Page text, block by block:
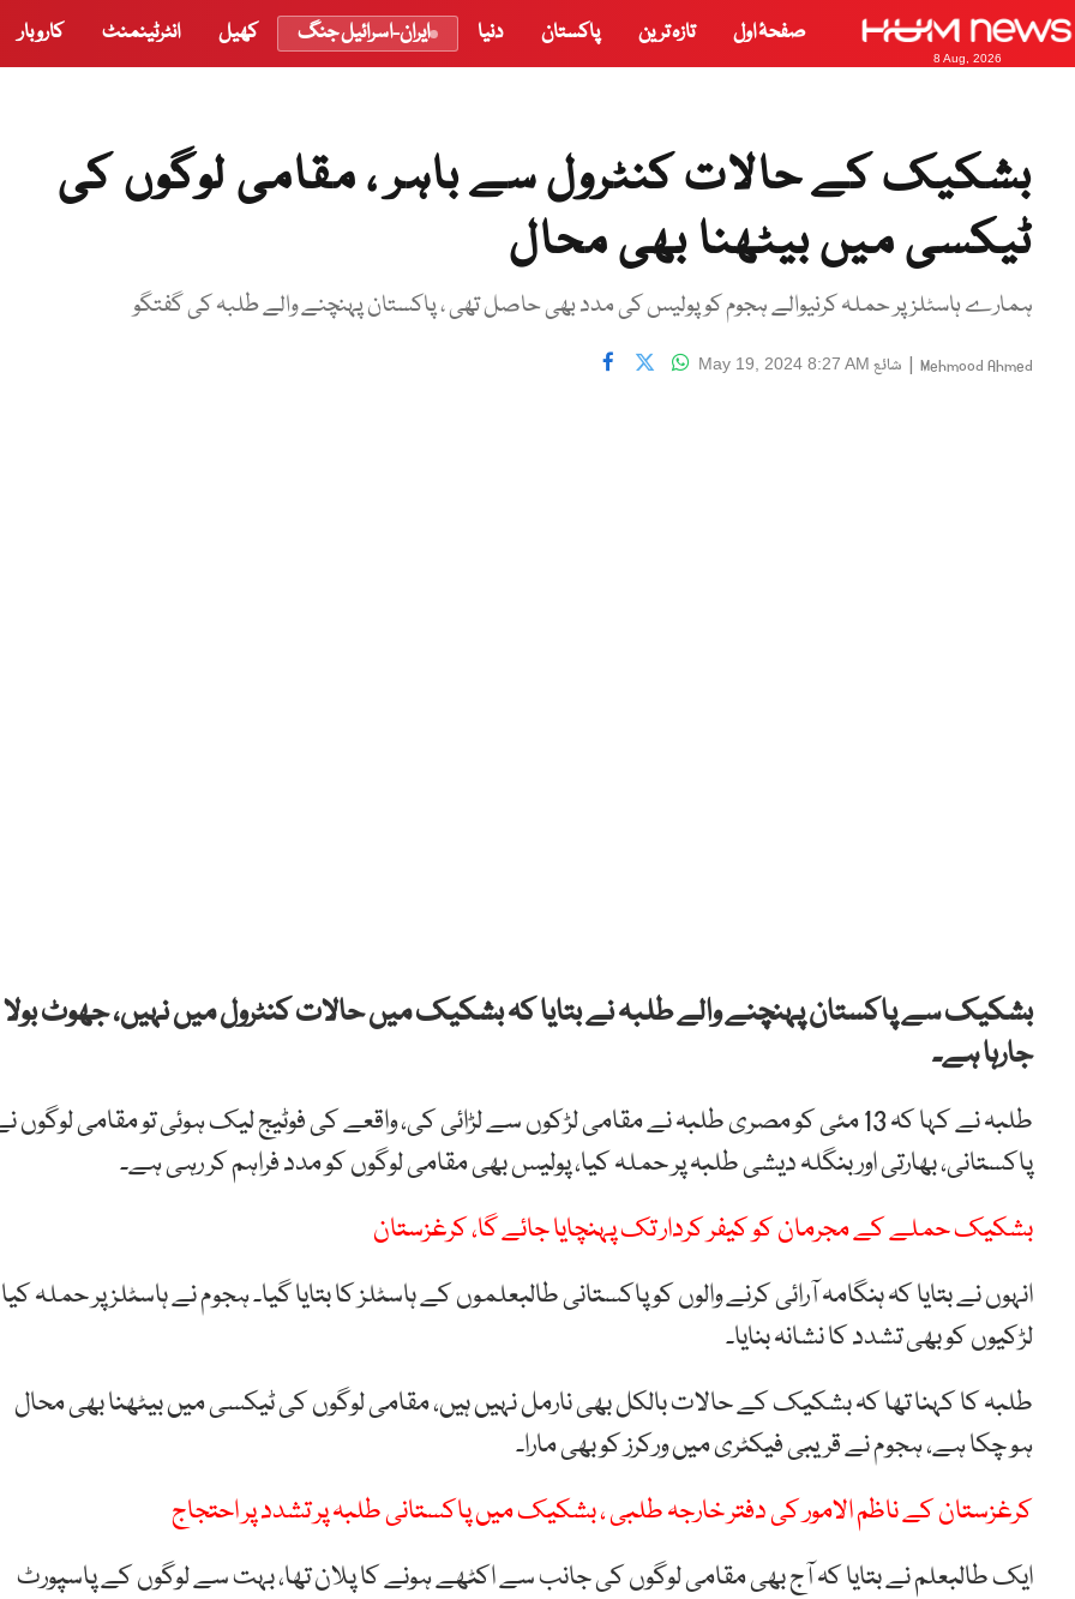
8 Aug, 2026
صفحۂ اول تازہ ترین پاکستان دنیا ایران-اسرائیل جنگ کھیل انٹرٹینمنٹ کاروبار
بشکیک کے حالات کنٹرول سے باہر ، مقامی لوگوں کی
ٹیکسی میں بیٹھنا بھی محال
ہمارے ہاسٹلز پر حملہ کرنیوالے ہجوم کو پولیس کی مدد بھی حاصل تھی ، پاکستان پہنچنے والے طلبہ کی گفتگو
Mehmood Ahmed
| شائع May 19, 2024 8:27 AM
بشکیک سے پاکستان پہنچنے والے طلبہ نے بتایا کہ بشکیک میں حالات کنٹرول میں نہیں، جھوٹ بولا
جارہا ہے۔
طلبہ نے کہا کہ 13 مئی کو مصری طلبہ نے مقامی لڑکوں سے لڑائی کی، واقعے کی فوٹیج لیک ہوئی تو مقامی لوگوں
پاکستانی، بھارتی اور بنگلہ دیشی طلبہ پر حملہ کیا، پولیس بھی مقامی لوگوں کو مدد فراہم کر رہی ہے۔
بشکیک حملے کے مجرمان کو کیفر کردار تک پہنچایا جائے گا، کرغزستان
انہوں نے بتایا کہ ہنگامہ آرائی کرنے والوں کو پاکستانی طالبعلموں کے ہاسٹلز کا بتایا گیا۔ ہجوم نے ہاسٹلز پر حملہ
لڑکیوں کو بھی تشدد کا نشانہ بنایا۔
طلبہ کا کہنا تھا کہ بشکیک کے حالات بالکل بھی نارمل نہیں ہیں، مقامی لوگوں کی ٹیکسی میں بیٹھنا بھی محال
ہو چکا ہے، ہجوم نے قریبی فیکٹری میں ورکرز کو بھی مارا۔
کرغزستان کے ناظم الامور کی دفتر خارجہ طلبی ، بشکیک میں پاکستانی طلبہ پر تشدد پر احتجاج
ایک طالبعلم نے بتایا کہ آج بھی مقامی لوگوں کی جانب سے اکٹھے ہونے کا پلان تھا، بہت سے لوگوں کے پاسپورٹ